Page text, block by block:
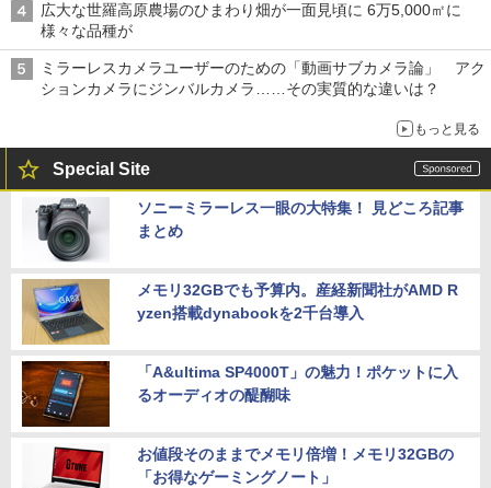
広大な世羅高原農場のひまわり畑が一面見頃に 6万5,000㎡に
様々な品種が
ミラーレスカメラユーザーのための「動画サブカメラ論」 アク
ションカメラにジンバルカメラ……その実質的な違いは？
もっと見る
Special Site
ソニーミラーレス一眼の大特集！ 見どころ記事
まとめ
メモリ32GBでも予算内。産経新聞社がAMD R
yzen搭載dynabookを2千台導入
「A&ultima SP4000T」の魅力！ポケットに入
るオーディオの醍醐味
お値段そのままでメモリ倍増！メモリ32GBの
「お得なゲーミングノート」